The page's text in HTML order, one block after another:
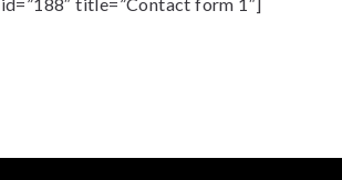
title=”Contact form 1″]